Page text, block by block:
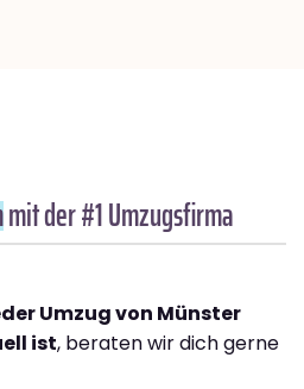
mit der #1 Umzugsfirma
Umzug von Münster
ist, beraten wir dich gerne